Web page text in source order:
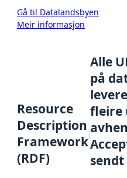
Gå til Datalandsbyen
Meir informasjon
Resource
Description
Framework
(RDF)
Alle
på
fleire
sendt